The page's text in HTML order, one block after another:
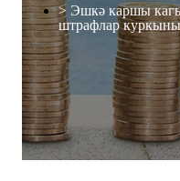
> Эшкә каршы
штрафлар